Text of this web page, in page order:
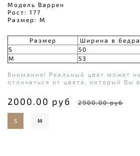
2000.00 руб 2900.00 руб
S M
Модель Варрен
Рост: 177
Размер: М
Размер Ширина в
S
50
M
53
Внимание! Реальный цвет может
отличаться от цвета, который Вы